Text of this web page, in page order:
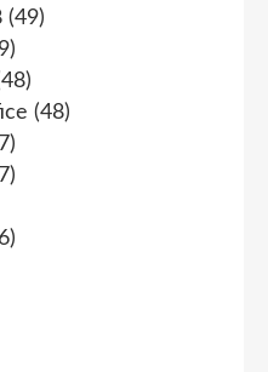
(49)
(48)